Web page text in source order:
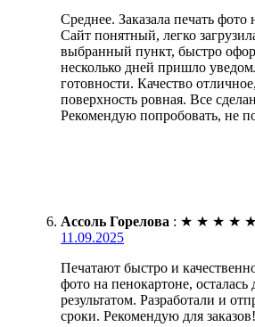
Среднее. Заказала печать фото
Сайт понятный, легко
выбранный пункт, быстро
несколько дней пришло
готовности. Качество
поверхность ровная. Все
Рекомендую попробовать, не
Ассоль Горелова : ★ ★ ★ ★ ★
11.09.2025
Печатают быстро и
фото на пенокартоне, осталась
результатом. Разработали и
сроки. Рекомендую для заказов!